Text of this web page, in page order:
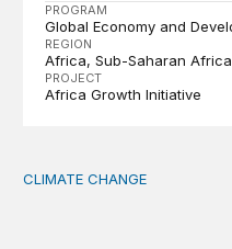
PROGRAM
Global Economy and
REGION
Africa Sub-Saharan Africa
PROJECT
Africa Growth Initiative
The significance of the
CLIMATE CHANGE